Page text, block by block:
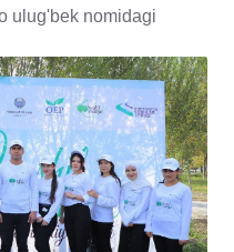
ulug'bek nomidagi